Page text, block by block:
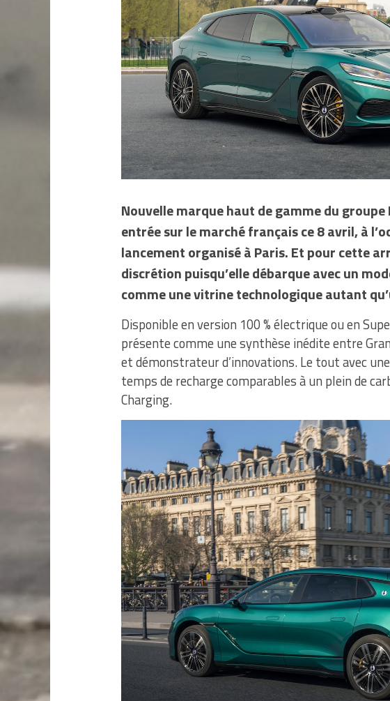
Nouvelle marque haut de gamme du
entrée sur le marché français ce 8 avril, à
lancement organisé à Paris. Et pour cette
discrétion puisqu’elle débarque avec un
comme une vitrine technologique autant
Disponible en version 100 % électrique ou en
présente comme une synthèse inédite entre
et démonstrateur d’innovations. Le tout avec
temps de recharge comparables à un plein de
Charging.